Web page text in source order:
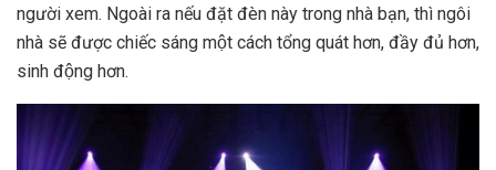
người xem. Ngoài ra nếu đặt đèn này trong nhà bạn, thì ngôi
nhà sẽ được chiếc sáng một cách tổng quát hơn, đầy đủ hơn,
sinh động hơn.